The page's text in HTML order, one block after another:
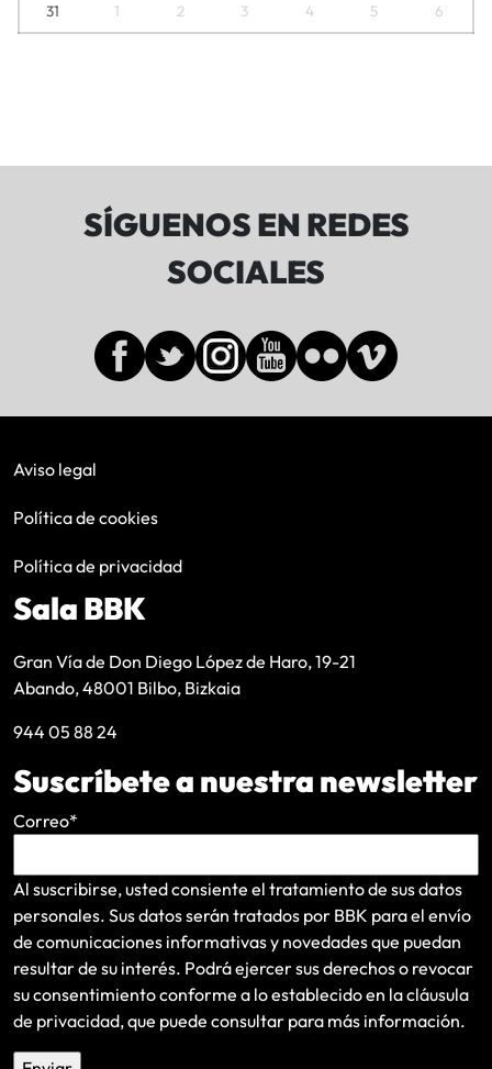
31 1 2 3 4 5 6
SÍGUENOS EN REDES
SOCIALES
Aviso legal
Política de cookies
Política de privacidad
Sala BBK
Gran Vía de Don Diego López de Haro, 19-21
Abando, 48001 Bilbo, Bizkaia
944 05 88 24
Suscríbete a nuestra newsletter
Correo*
Al suscribirse, usted consiente el tratamiento de sus datos
personales. Sus datos serán tratados por BBK para el envío
de comunicaciones informativas y novedades que puedan
resultar de su interés. Podrá ejercer sus derechos o revocar
su consentimiento conforme a lo establecido en lacláusula
de privacidad, que puede consultar para más información.